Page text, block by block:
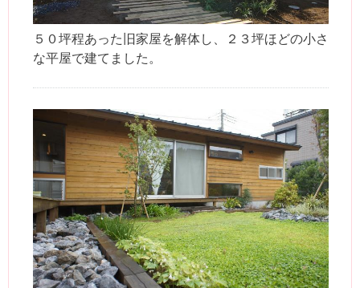
５０坪程あった旧家屋を解体し、２３坪ほどの小さ
な平屋で建てました。